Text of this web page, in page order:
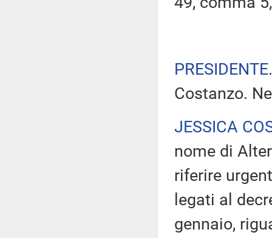
PRESIDENTE
Costanzo.
JESSICA
nome di
riferire
legati al
gennaio,